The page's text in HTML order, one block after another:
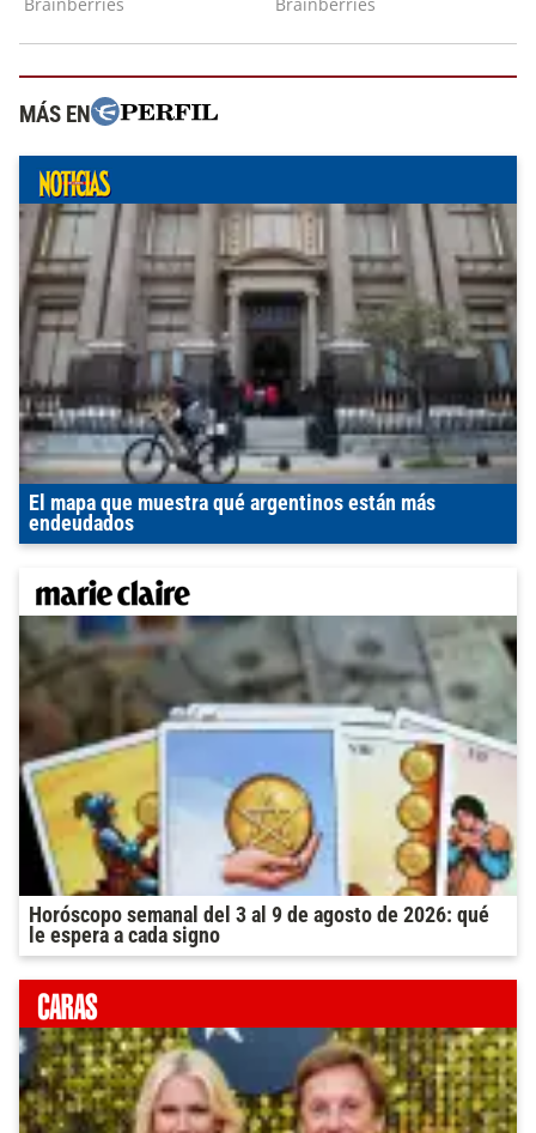
MÁS EN
El mapa que muestra qué argentinos están más
endeudados
Horóscopo semanal del 3 al 9 de agosto de 2026: qué
le espera a cada signo